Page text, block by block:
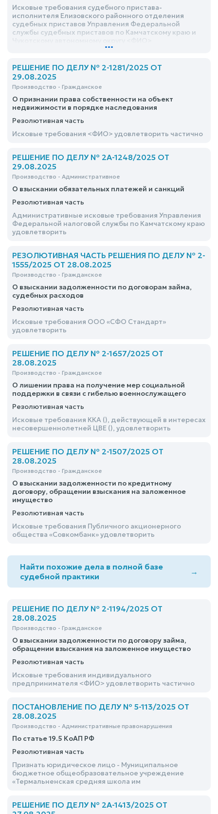
Исковые требования судебного пристава-
исполнителя Елизовского районного отделения
судебных приставов Управления Федеральной
службы судебных приставов по Камчатскому краю и
Чукотскому автономному округу <ФИО>
...
РЕШЕНИЕ ПО ДЕЛУ № 2-1281/2025 ОТ
29.08.2025
Производство - Гражданское
О признании права собственности на объект
недвижимости в порядке наследования
Резолютивная часть
Исковые требования <ФИО> удовлетворить частично
РЕШЕНИЕ ПО ДЕЛУ № 2А-1248/2025 ОТ
29.08.2025
Производство - Административное
О взыскании обязательных платежей и санкций
Резолютивная часть
Административные исковые требования Управления
Федеральной налоговой службы по Камчатскому краю
удовлетворить
РЕЗОЛЮТИВНАЯ ЧАСТЬ РЕШЕНИЯ ПО ДЕЛУ № 2-
1555/2025 ОТ 28.08.2025
Производство - Гражданское
О взыскании задолженности по договорам займа,
судебных расходов
Резолютивная часть
Исковые требования ООО «СФО Стандарт»
удовлетворить
РЕШЕНИЕ ПО ДЕЛУ № 2-1657/2025 ОТ
28.08.2025
Производство - Гражданское
О лишении права на получение мер социальной
поддержки в связи с гибелью военнослужащего
Резолютивная часть
Исковые требования ККА (), действующей в интересах
несовершеннолетней ЦВЕ (), удовлетворить
РЕШЕНИЕ ПО ДЕЛУ № 2-1507/2025 ОТ
28.08.2025
Производство - Гражданское
О взыскании задолженности по кредитному
договору, обращении взыскания на заложенное
имущество
Резолютивная часть
Исковые требования Публичного акционерного
общества «Совкомбанк» удовлетворить
Найти похожие дела в полной базе
судебной практики
→
РЕШЕНИЕ ПО ДЕЛУ № 2-1194/2025 ОТ
28.08.2025
Производство - Гражданское
О взыскании задолженности по договору займа,
обращении взыскания на заложенное имущество
Резолютивная часть
Исковые требования индивидуального
предпринимателя <ФИО> удовлетворить частично
ПОСТАНОВЛЕНИЕ ПО ДЕЛУ № 5-113/2025 ОТ
28.08.2025
Производство - Административные правонарушения
По статье 19.5 КоАП РФ
Резолютивная часть
Признать юридическое лицо - Муниципальное
бюджетное общеобразовательное учреждение
«Термальненская средняя школа им
РЕШЕНИЕ ПО ДЕЛУ № 2А-1413/2025 ОТ